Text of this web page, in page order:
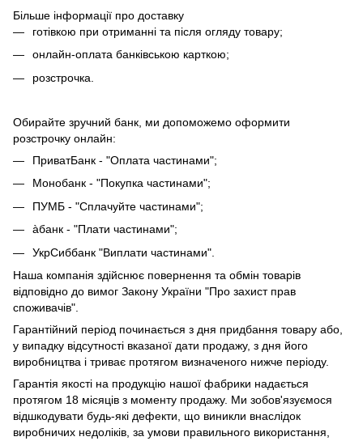
Більше інформації про доставку
готівкою при отриманні та після огляду товару;
онлайн-оплата банківською карткою;
розстрочка.
Обирайте зручний банк, ми допоможемо оформити
розстрочку онлайн:
ПриватБанк - "Оплата частинами";
Монобанк - "Покупка частинами";
ПУМБ - "Сплачуйте частинами";
àбанк - "Плати частинами";
УкрСиббанк "Виплати частинами".
Наша компанія здійснює повернення та обмін товарів
відповідно до вимог Закону України "Про захист прав
споживачів".
Гарантійний період починається з дня придбання товару або,
у випадку відсутності вказаної дати продажу, з дня його
виробництва і триває протягом визначеного нижче періоду.
Гарантія якості на продукцію нашої фабрики надається
протягом 18 місяців з моменту продажу. Ми зобов'язуємося
відшкодувати будь-які дефекти, що виникли внаслідок
виробничих недоліків, за умови правильного використання,